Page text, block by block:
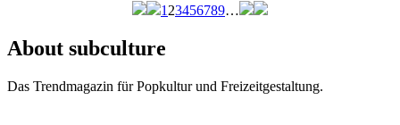
1 23456789…
About subculture
Das Trendmagazin für Popkultur und Freizeitgestaltung.